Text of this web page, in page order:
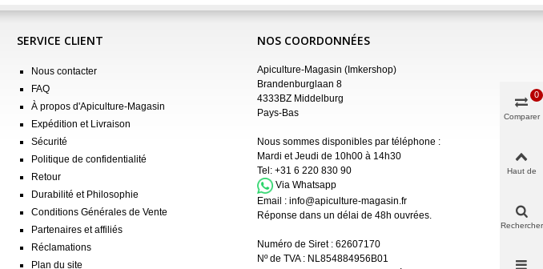
SERVICE CLIENT
Nous contacter
FAQ
À propos d'Apiculture-Magasin
Expédition et Livraison
Sécurité
Politique de confidentialité
Retour
Durabilité et Philosophie
Conditions Générales de Vente
Partenaires et affiliés
Réclamations
Plan du site
NOS COORDONNÉES
Apiculture-Magasin (Imkershop)
Brandenburglaan 8
4333BZ Middelburg
Pays-Bas
Nous sommes disponibles par téléphone :
Mardi et Jeudi de 10h00 à 14h30
Tel: +31 6 220 830 90
Via Whatsapp
Email : info@apiculture-magasin.fr
Réponse dans un délai de 48h ouvrées.
Numéro de Siret : 62607170
Nº de TVA : NL854884956B01
Comparer
0
Haut de
Rechercher